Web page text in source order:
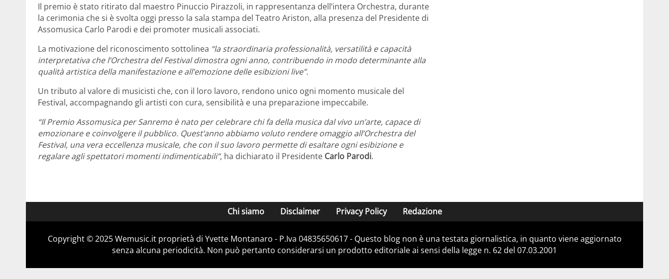
Il premio è stato ritirato dal maestro Pinuccio Pirazzoli, in rappresentanza dell’intera Orchestra, durante
la cerimonia che si è svolta oggi presso la sala stampa del Teatro Ariston, alla presenza del Presidente di
Assomusica Carlo Parodi e dei promoter musicali associati.
La motivazione del riconoscimento sottolinea “la straordinaria professionalità, versatilità e capacità
interpretativa che l’Orchestra del Festival dimostra ogni anno, contribuendo in modo determinante alla
qualità artistica della manifestazione e all’emozione delle esibizioni live”.
Un tributo al valore di musicisti che, con il loro lavoro, rendono unico ogni momento musicale del
Festival, accompagnando gli artisti con cura, sensibilità e una preparazione impeccabile.
“Il Premio Assomusica per Sanremo è nato per celebrare chi fa della musica dal vivo un’arte, capace di
emozionare e coinvolgere il pubblico. Quest’anno abbiamo voluto rendere omaggio all’Orchestra del
Festival, una vera eccellenza musicale, che con il suo lavoro permette di esaltare ogni esibizione e
regalare agli spettatori momenti indimenticabili”, ha dichiarato il Presidente Carlo Parodi.
Chi siamo Disclaimer Privacy Policy Redazione
Copyright © 2025 Wemusic.it proprietà di Yvette Montanaro - P.Iva 04835650617 - Questo blog non è una testata giornalistica, in quanto viene aggiornato
senza alcuna periodicità. Non può pertanto considerarsi un prodotto editoriale ai sensi della legge n. 62 del 07.03.2001